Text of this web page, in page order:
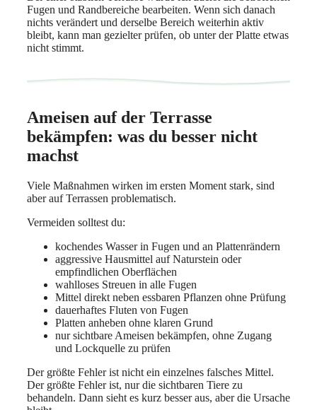
Fugen und Randbereiche bearbeiten. Wenn sich danach
nichts verändert und derselbe Bereich weiterhin aktiv
bleibt, kann man gezielter prüfen, ob unter der Platte etwas
nicht stimmt.
Ameisen auf der Terrasse
bekämpfen: was du besser nicht
machst
Viele Maßnahmen wirken im ersten Moment stark, sind
aber auf Terrassen problematisch.
Vermeiden solltest du:
kochendes Wasser in Fugen und an Plattenrändern
aggressive Hausmittel auf Naturstein oder
empfindlichen Oberflächen
wahlloses Streuen in alle Fugen
Mittel direkt neben essbaren Pflanzen ohne Prüfung
dauerhaftes Fluten von Fugen
Platten anheben ohne klaren Grund
nur sichtbare Ameisen bekämpfen, ohne Zugang
und Lockquelle zu prüfen
Der größte Fehler ist nicht ein einzelnes falsches Mittel.
Der größte Fehler ist, nur die sichtbaren Tiere zu
behandeln. Dann sieht es kurz besser aus, aber die Ursache